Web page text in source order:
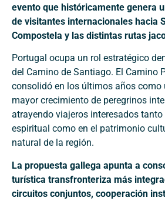
evento que históricamente genera
de visitantes internacionales hacia
Compostela y las distintas rutas
Portugal ocupa un rol estratégico
del Camino de Santiago. El Camino
consolidó en los últimos años como
mayor crecimiento de peregrinos
atrayendo viajeros interesados tanto
espiritual como en el patrimonio
natural de la región.
La propuesta gallega apunta a
turística transfronteriza más
circuitos conjuntos, cooperación